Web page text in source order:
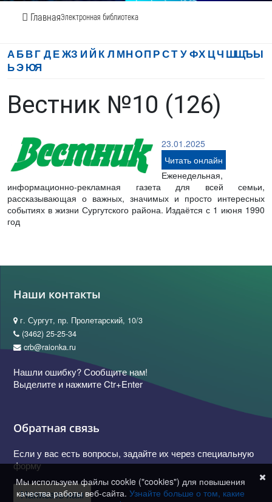
ГлавнаяЭлектронная библиотека
АБВГ ДЕЖЗ И Й К Л МНОП РСТ УФХ ЦЧ ШЩЪЫ
ЬЭЮЯ
Вестник №10 (126)
23.01.2025
Читать онлайн
Еженедельная,
информационно-рекламная газета для всей семьи,
рассказывающая о важных, значимых и просто интересных
событиях в жизни Сургутского района. Издаётся с 1 июня 1990
год
Наши контакты
г. Сургут, пр. Пролетарский, 10/3
(3462) 25-25-34
crb@raionka.ru
Нашли ошибку? Сообщите нам!
Выделите и нажмите Ctr+Enter
Обратная связь
Если у вас есть вопросы, задайте их через специальную
форму
Написать нам
Мы используем файлы cookie ("cookies") для повышения
качества работы веб-сайта. Узнайте больше о том, какие